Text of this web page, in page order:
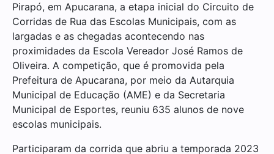
Pirapó, em Apucarana, a etapa inicial do Circuito de
Corridas de Rua das Escolas Municipais, com as
largadas e as chegadas acontecendo nas
proximidades da Escola Vereador José Ramos de
Oliveira. A competição, que é promovida pela
Prefeitura de Apucarana, por meio da Autarquia
Municipal de Educação (AME) e da Secretaria
Municipal de Esportes, reuniu 635 alunos de nove
escolas municipais.
Participaram da corrida que abriu a temporada 2023